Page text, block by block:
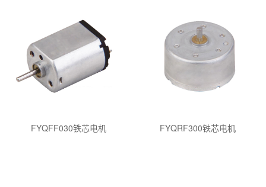
FYQFF030铁芯电机 FYQRF300铁芯电机